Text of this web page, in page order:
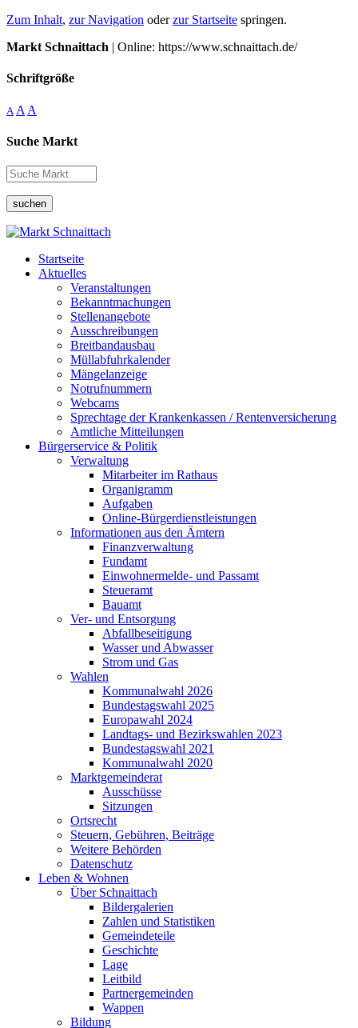
Zum Inhalt, zur Navigation oderzur Startseite springen.
Markt Schnaittach | Online: https://www.schnaittach.de/
Schriftgröße
A A A
Suche Markt
suchen
Startseite
Aktuelles
Veranstaltungen
Bekanntmachungen
Stellenangebote
Ausschreibungen
Breitbandausbau
Müllabfuhrkalender
Mängelanzeige
Notrufnummern
Webcams
Sprechtage der Krankenkassen / Rentenversicherung
Amtliche Mitteilungen
Bürgerservice & Politik
Verwaltung
Mitarbeiter im Rathaus
Organigramm
Aufgaben
Online-Bürgerdienstleistungen
Informationen aus den Ämtern
Finanzverwaltung
Fundamt
Einwohnermelde- und Passamt
Steueramt
Bauamt
Ver- und Entsorgung
Abfallbeseitigung
Wasser und Abwasser
Strom und Gas
Wahlen
Kommunalwahl 2026
Bundestagswahl 2025
Europawahl 2024
Landtags- und Bezirkswahlen 2023
Bundestagswahl 2021
Kommunalwahl 2020
Marktgemeinderat
Ausschüsse
Sitzungen
Ortsrecht
Steuern, Gebühren, Beiträge
Weitere Behörden
Datenschutz
Leben & Wohnen
Über Schnaittach
Bildergalerien
Zahlen und Statistiken
Gemeindeteile
Geschichte
Lage
Leitbild
Partnergemeinden
Wappen
Bildung